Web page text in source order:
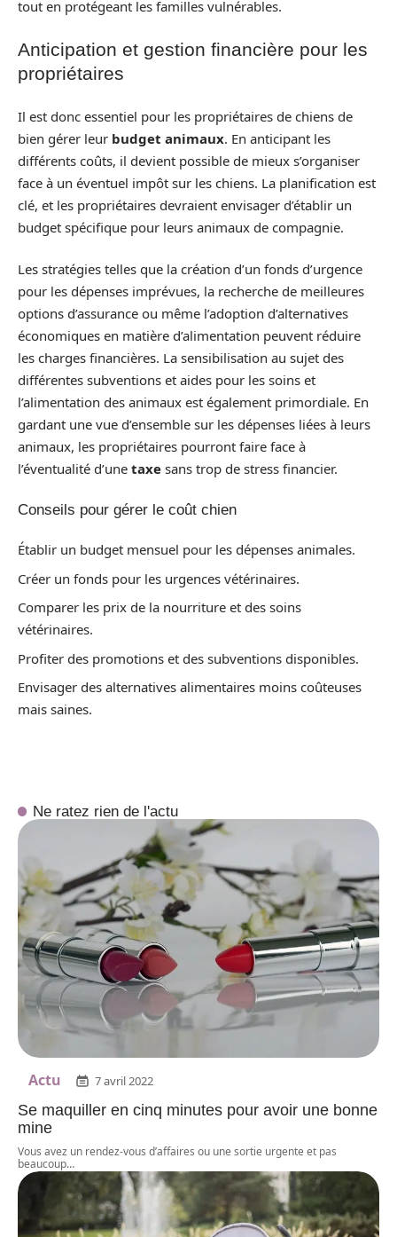
tout en protégeant les familles vulnérables.
Anticipation et gestion financière pour les
propriétaires
Il est donc essentiel pour les propriétaires de chiens de
bien gérer leur budget animaux. En anticipant les
différents coûts, il devient possible de mieux s’organiser
face à un éventuel impôt sur les chiens. La planification est
clé, et les propriétaires devraient envisager d’établir un
budget spécifique pour leurs animaux de compagnie.
Les stratégies telles que la création d’un fonds d’urgence
pour les dépenses imprévues, la recherche de meilleures
options d’assurance ou même l’adoption d’alternatives
économiques en matière d’alimentation peuvent réduire
les charges financières. La sensibilisation au sujet des
différentes subventions et aides pour les soins et
l’alimentation des animaux est également primordiale. En
gardant une vue d’ensemble sur les dépenses liées à leurs
animaux, les propriétaires pourront faire face à
l’éventualité d’une taxe sans trop de stress financier.
Conseils pour gérer le coût chien
Établir un budget mensuel pour les dépenses animales.
Créer un fonds pour les urgences vétérinaires.
Comparer les prix de la nourriture et des soins
vétérinaires.
Profiter des promotions et des subventions disponibles.
Envisager des alternatives alimentaires moins coûteuses
mais saines.
Ne ratez rien de l'actu
Actu 7 avril 2022
Se maquiller en cinq minutes pour avoir une bonne
mine
Vous avez un rendez-vous d’affaires ou une sortie urgente et pas
beaucoup…